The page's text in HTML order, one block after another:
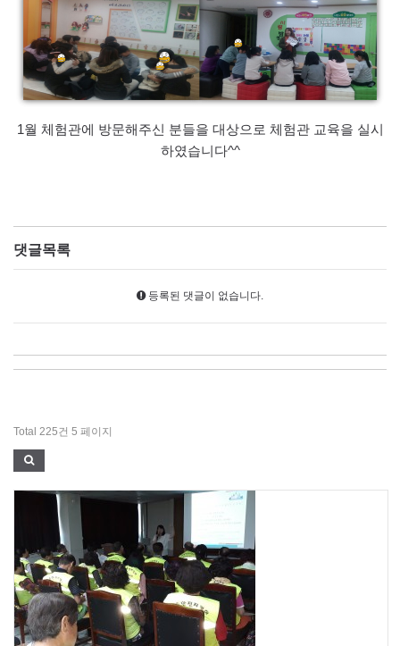
1월 체험관에 방문해주신 분들을 대상으로 체험관 교육을 실시
하였습니다^^
댓글목록
등록된 댓글이 없습니다.
Total 225건 5 페이지